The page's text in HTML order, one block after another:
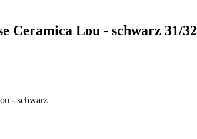
Ceramica Lou - schwarz 31/32